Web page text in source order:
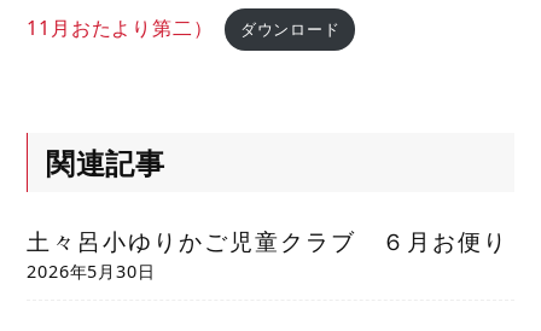
11月おたより第二） ダウンロード
関連記事
土々呂小ゆりかご児童クラブ ６月お便り
2026年5月30日